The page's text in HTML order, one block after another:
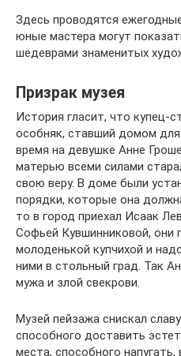
Здесь проводятся
юные мастера могут
шедеврами знаменитых
Призрак музея
История гласит, что купец-
особняк, ставший домом
время на девушке Анне
матерью всеми силами
свою веру. В доме были
порядки, которые она
то в город приехал Исаак
Софьей Кувшинниковой, они
молоденькой купчихой и
ними в стольный град. Так
мужа и злой свекрови.
Музей пейзажа снискал
способного доставить
места, способного